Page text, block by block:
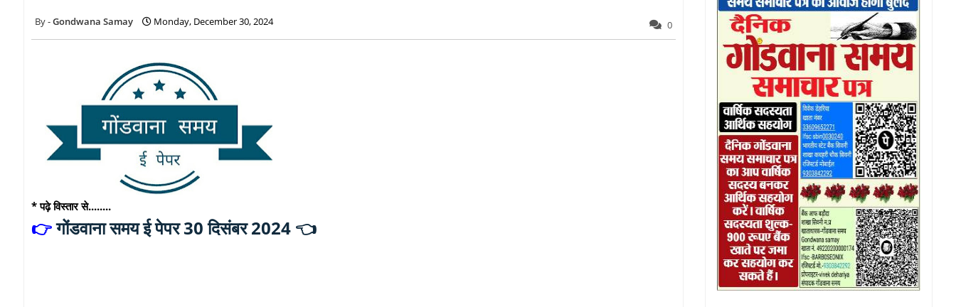
Gondwana Samay Monday, December 30, 2024 0
* पढ़े विस्तार से........
👉गोंडवाना समय ई पेपर 30 दिसंबर 2024 👈